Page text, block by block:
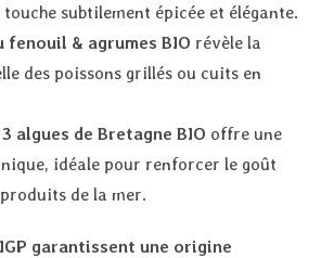
subtilement épicée et élégante.
fenouil & agrumes BIO révèle la
des poissons grillés ou cuits en
algues de Bretagne BIO offre une
idéale pour renforcer le goût
de la mer.
IGP garantissent une origine